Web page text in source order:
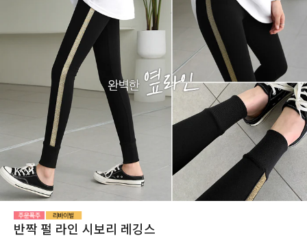
반짝 펄 라인 시보리 레깅스